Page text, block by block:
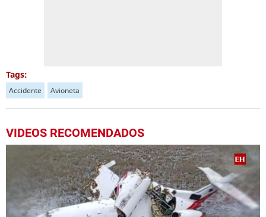
Tags:
Accidente Avioneta
VIDEOS RECOMENDADOS